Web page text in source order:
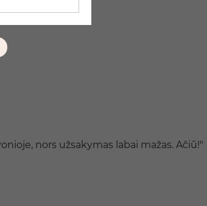
nors užsakymas labai mažas. Ačiū!"